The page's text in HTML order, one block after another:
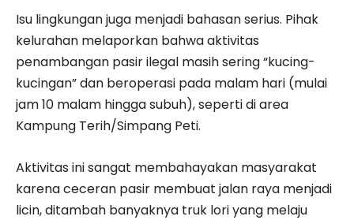
Isu lingkungan juga menjadi bahasan serius. Pihak
kelurahan melaporkan bahwa aktivitas
penambangan pasir ilegal masih sering “kucing-
kucingan” dan beroperasi pada malam hari (mulai
jam 10 malam hingga subuh), seperti di area
Kampung Terih/Simpang Peti.
Aktivitas ini sangat membahayakan masyarakat
karena ceceran pasir membuat jalan raya menjadi
licin, ditambah banyaknya truk lori yang melaju